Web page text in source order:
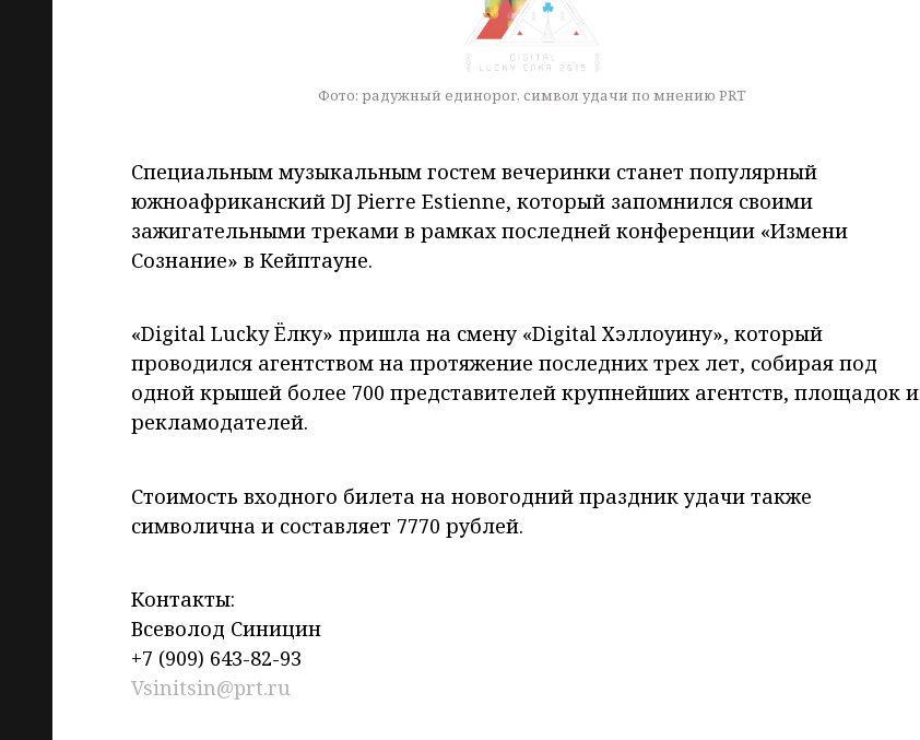
Фото: радужный единорог, символ удачи по мнению PRT
Специальным музыкальным гостем вечеринки станет популярный
южноафриканский DJ Pierre Estienne, который запомнился своими
зажигательными треками в рамках последней конференции «Измени
Сознание» в Кейптауне.
«Digital Lucky Ëлку» пришла на смену «Digital Хэллоуину», который
проводился агентством на протяжение последних трех лет, собирая под
одной крышей более 700 представителей крупнейших агентств, площадок и
рекламодателей.
Стоимость входного билета на новогодний праздник удачи также
символична и составляет 7770 рублей.
Контакты:
Всеволод Синицин
+7 (909) 643-82-93
Vsinitsin@prt.ru